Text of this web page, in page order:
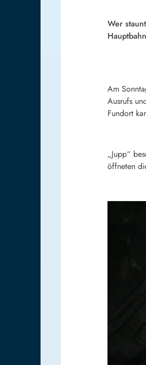
Wer
Am
Ausrufs
Fundort
„Jupp“
öffneten